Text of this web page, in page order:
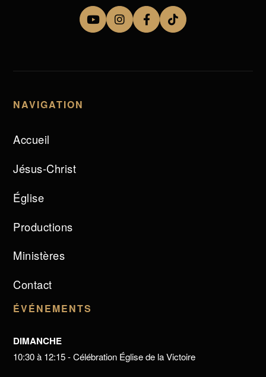
NAVIGATION
Accueil
Jésus-Christ
Église
Productions
Ministères
Contact
ÉVÉNEMENTS
DIMANCHE
10:30 à 12:15 - Célébration Église de la Victoire